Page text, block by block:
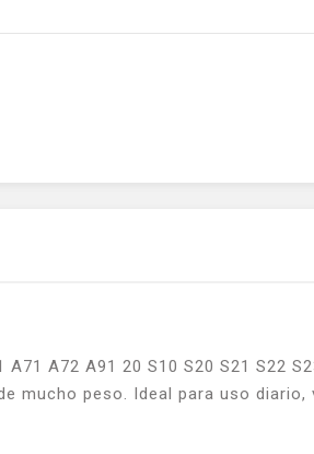
A72 A91 20 S10 S20 S21 S22
mucho peso. Ideal para uso